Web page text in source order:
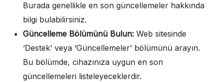
Burada genellikle en son güncellemeler hakkında
bilgi bulabilirsiniz.
Güncelleme Bölümünü Bulun: Web sitesinde
‘Destek’ veya ‘Güncellemeler’ bölümünü arayın.
Bu bölümde, cihazınıza uygun en son
güncellemeleri listeleyeceklerdir.